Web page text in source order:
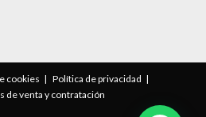
cookies
Política de privacidad
de venta y contratación